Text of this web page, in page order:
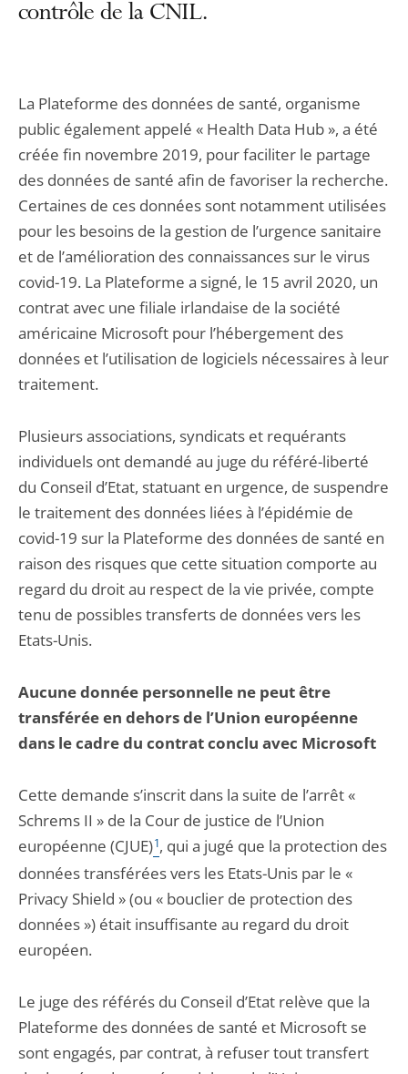
contrôle de la CNIL.
La Plateforme des données de santé, organisme
public également appelé « Health Data Hub », a été
créée fin novembre 2019, pour faciliter le partage
des données de santé afin de favoriser la recherche.
Certaines de ces données sont notamment utilisées
pour les besoins de la gestion de l’urgence sanitaire
et de l’amélioration des connaissances sur le virus
covid-19. La Plateforme a signé, le 15 avril 2020, un
contrat avec une filiale irlandaise de la société
américaine Microsoft pour l’hébergement des
données et l’utilisation de logiciels nécessaires à leur
traitement.
Plusieurs associations, syndicats et requérants
individuels ont demandé au juge du référé-liberté
du Conseil d’Etat, statuant en urgence, de suspendre
le traitement des données liées à l’épidémie de
covid-19 sur la Plateforme des données de santé en
raison des risques que cette situation comporte au
regard du droit au respect de la vie privée, compte
tenu de possibles transferts de données vers les
Etats-Unis.
Aucune donnée personnelle ne peut être
transférée en dehors de l’Union européenne
dans le cadre du contrat conclu avec Microsoft
Cette demande s’inscrit dans la suite de l’arrêt «
Schrems II » de la Cour de justice de l’Union
européenne (CJUE)1, qui a jugé que la protection des
données transférées vers les Etats-Unis par le «
Privacy Shield » (ou « bouclier de protection des
données ») était insuffisante au regard du droit
européen.
Le juge des référés du Conseil d’Etat relève que la
Plateforme des données de santé et Microsoft se
sont engagés, par contrat, à refuser tout transfert